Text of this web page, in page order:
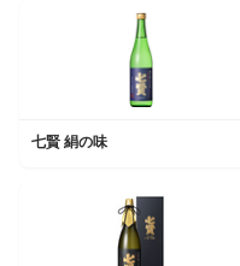
七賢 絹の味